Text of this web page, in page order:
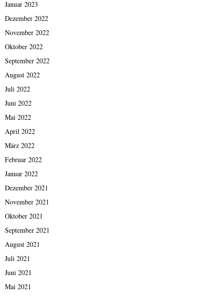
Januar 2023
Dezember 2022
November 2022
Oktober 2022
September 2022
August 2022
Juli 2022
Juni 2022
Mai 2022
April 2022
März 2022
Februar 2022
Januar 2022
Dezember 2021
November 2021
Oktober 2021
September 2021
August 2021
Juli 2021
Juni 2021
Mai 2021